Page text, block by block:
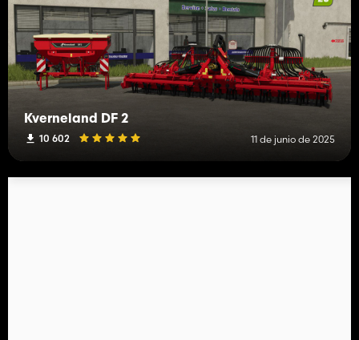
Kverneland DF 2
10 602 11 de junio de 2025